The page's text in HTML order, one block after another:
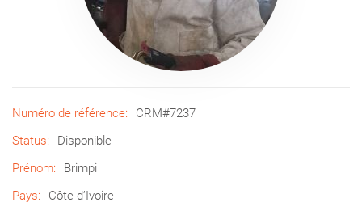
Numéro de référence:
CRM#7237
Status:
Disponible
Prénom:
Brimpi
Pays:
Côte d’Ivoire